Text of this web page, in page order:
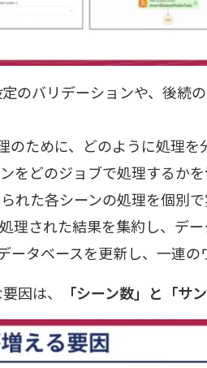
のバリデーションや、後続
のために、どのように処理
をどのジョブで処理するか
れた各シーンの処理を個別
理された結果を集約し、デ
ータベースを更新し、一連
因は、
「シーン数」と「サ